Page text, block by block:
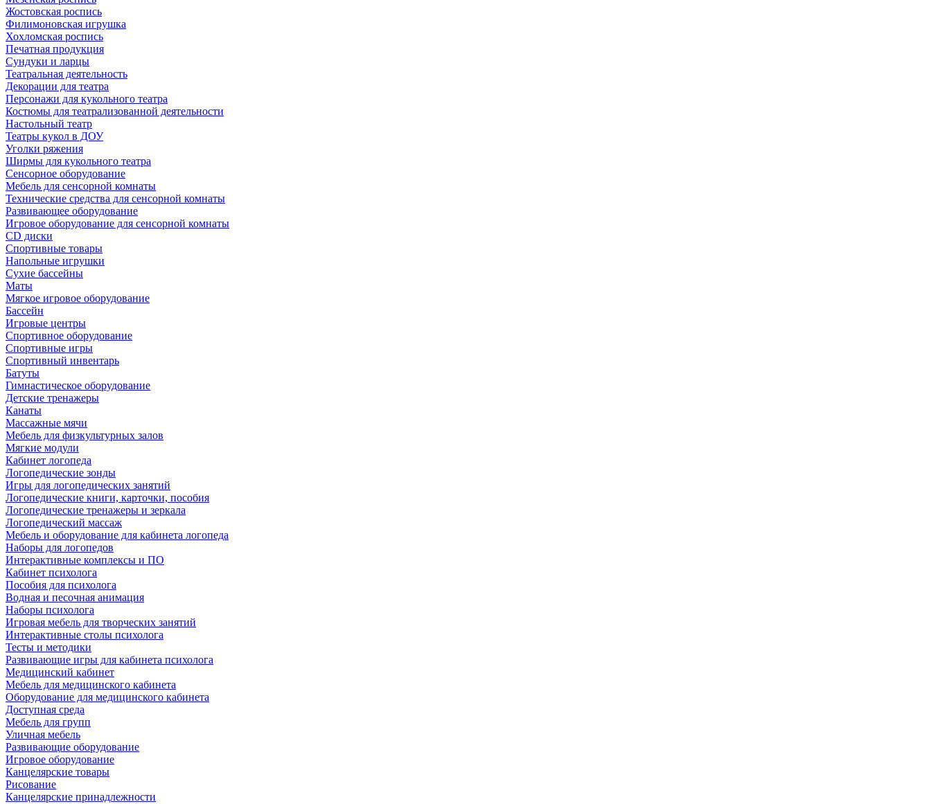
Жостовская роспись
Филимоновская игрушка
Хохломская роспись
Печатная продукция
Сундуки и ларцы
Театральная деятельность
Декорации для театра
Персонажи для кукольного театра
Костюмы для театрализованной деятельности
Настольный театр
Театры кукол в ДОУ
Уголки ряжения
Ширмы для кукольного театра
Сенсорное оборудование
Мебель для сенсорной комнаты
Технические средства для сенсорной комнаты
Развивающее оборудование
Игровое оборудование для сенсорной комнаты
CD диски
Спортивные товары
Напольные игрушки
Сухие бассейны
Маты
Мягкое игровое оборудование
Бассейн
Игровые центры
Спортивное оборудование
Спортивные игры
Спортивный инвентарь
Батуты
Гимнастическое оборудование
Детские тренажеры
Канаты
Массажные мячи
Мебель для физкультурных залов
Мягкие модули
Кабинет логопеда
Логопедические зонды
Игры для логопедических занятий
Логопедические книги, карточки, пособия
Логопедические тренажеры и зеркала
Логопедический массаж
Мебель и оборудование для кабинета логопеда
Наборы для логопедов
Интерактивные комплексы и ПО
Кабинет психолога
Пособия для психолога
Водная и песочная анимация
Наборы психолога
Игровая мебель для творческих занятий
Интерактивные столы психолога
Тесты и методики
Развивающие игры для кабинета психолога
Медицинский кабинет
Мебель для медицинского кабинета
Оборудование для медицинского кабинета
Доступная среда
Мебель для групп
Уличная мебель
Развивающие оборудование
Игровое оборудование
Канцелярские товары
Рисование
Канцелярские принадлежности